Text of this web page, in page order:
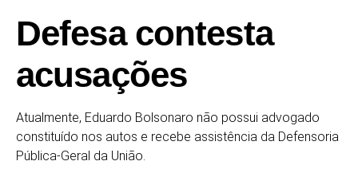
Defesa contesta
acusações
Atualmente, Eduardo Bolsonaro não possui advogado
constituído nos autos e recebe assistência da Defensoria
Pública-Geral da União.